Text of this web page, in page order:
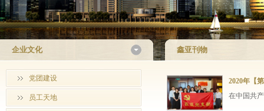
鑫亚刊物
2020年【
在中国共
企业文化
党团建设
员工天地